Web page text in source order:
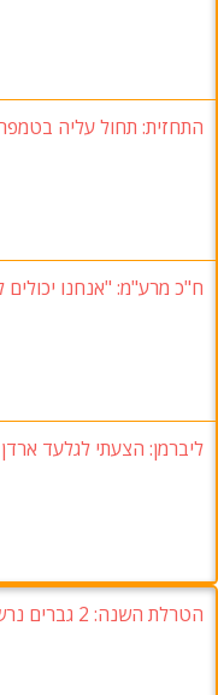
התחזית: תחול עליה
ח"כ מרע"מ: "אנחנו
ליברמן: הצעתי לגלעד
הטרלת השנה: 2 גברים נרשמו לדראפט ה-WNBA